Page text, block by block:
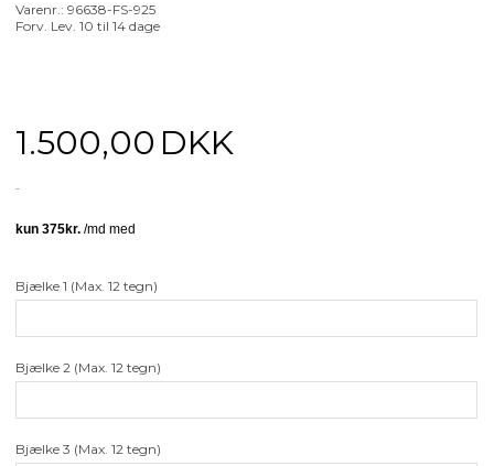
Varenr.:96638-FS-925
Forv. Lev. 10 til 14 dage
1.500,00 DKK
Bjælke 1 (Max. 12 tegn)
Bjælke 2 (Max. 12 tegn)
Bjælke 3 (Max. 12 tegn)